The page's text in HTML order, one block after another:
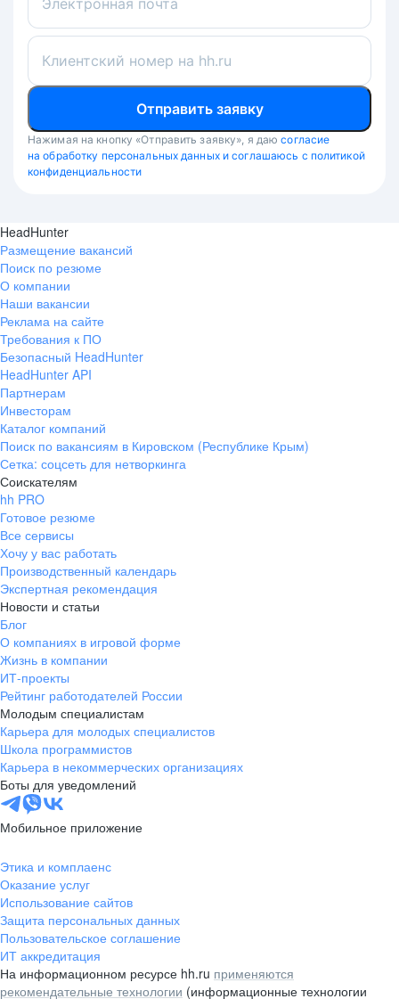
Клиентский номер на hh.ru
Отправить заявку
Нажимая на кнопку «Отправить заявку», я даю согласие
на обработку персональных данных и соглашаюсь с политикой
конфиденциальности
HeadHunter
Размещение вакансий
Поиск по резюме
О компании
Наши вакансии
Реклама на сайте
Требования к ПО
Безопасный HeadHunter
HeadHunter API
Партнерам
Инвесторам
Каталог компаний
Поиск по вакансиям в Кировском (Республике Крым)
Сетка: соцсеть для нетворкинга
Соискателям
hh PRO
Готовое резюме
Все сервисы
Хочу у вас работать
Производственный календарь
Экспертная рекомендация
Новости и статьи
Блог
О компаниях в игровой форме
Жизнь в компании
ИТ-проекты
Рейтинг работодателей России
Молодым специалистам
Карьера для молодых специалистов
Школа программистов
Карьера в некоммерческих организациях
Боты для уведомлений
Мобильное приложение
Этика и комплаенс
Оказание услуг
Использование сайтов
Защита персональных данных
Пользовательское соглашение
ИТ аккредитация
На информационном ресурсе hh.ru применяются
рекомендательные технологии (информационные технологии